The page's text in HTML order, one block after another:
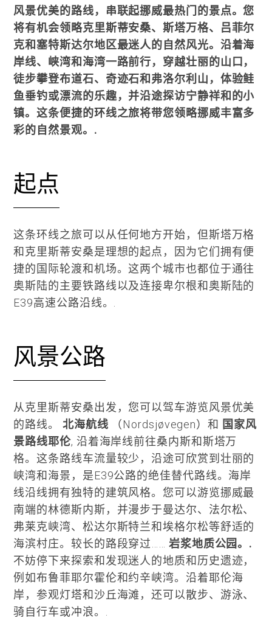
风景优美的路线，串联起挪威最热门的景点。您
将有机会领略克里斯蒂安桑、斯塔万格、吕菲尔
克和塞特斯达尔地区最迷人的自然风光。沿着海
岸线、峡湾和海湾一路前行，穿越壮丽的山口，
徒步攀登布道石、奇迹石和弗洛尔利山，体验鲑
鱼垂钓或漂流的乐趣，并沿途探访宁静祥和的小
镇。这条便捷的环线之旅将带您领略挪威丰富多
彩的自然景观。.
起点
这条环线之旅可以从任何地方开始，但斯塔万格
和克里斯蒂安桑是理想的起点，因为它们拥有便
捷的国际轮渡和机场。这两个城市也都位于通往
奥斯陆的主要铁路线以及连接卑尔根和奥斯陆的
E39高速公路沿线。.
风景公路
从克里斯蒂安桑出发，您可以驾车游览风景优美
的路线。 北海航线 （Nordsjøvegen）和 国家风
景路线耶伦, 沿着海岸线前往桑内斯和斯塔万
格。这条路线车流量较少，沿途可欣赏到壮丽的
峡湾和海景，是E39公路的绝佳替代路线。海岸
线沿线拥有独特的建筑风格。您可以游览挪威最
南端的林德斯内斯，并漫步于曼达尔、法尔松、
弗莱克峡湾、松达尔斯特兰和埃格尔松等舒适的
海滨村庄。较长的路段穿过…… 岩浆地质公园。.
不妨停下来探索和发现迷人的地质和历史遗迹，
例如布鲁菲耶尔霍伦和约辛峡湾。沿着耶伦海
岸，参观灯塔和沙丘海滩，还可以散步、游泳、
骑自行车或冲浪。.